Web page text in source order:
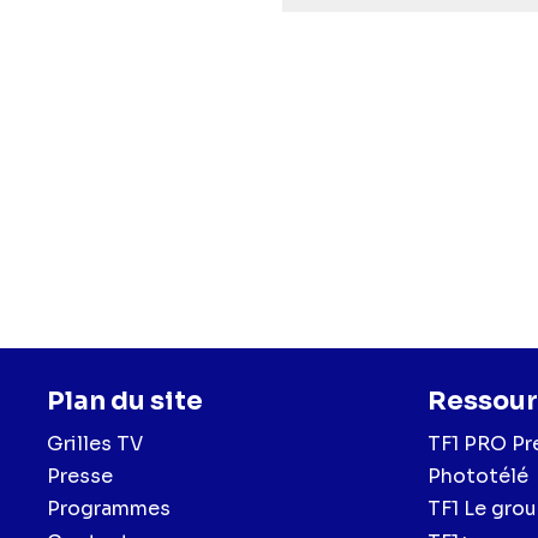
Plan du site
Grilles TV
Presse
Programmes
TF1 PRO
Phototélé
TF1 Le